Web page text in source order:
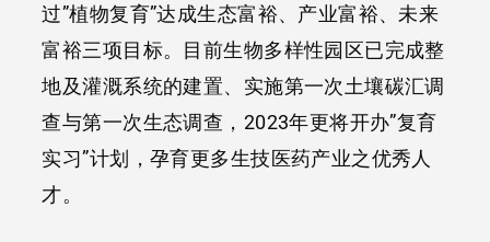
过”植物复育”达成生态富裕、产业富裕、未来
富裕三项目标。目前生物多样性园区已完成整
地及灌溉系统的建置、实施第一次土壤碳汇调
查与第一次生态调查，2023年更将开办”复育
实习”计划，孕育更多生技医药产业之优秀人
才。